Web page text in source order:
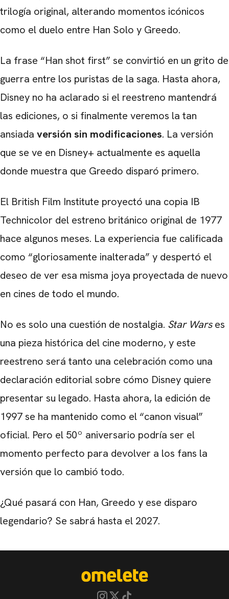
trilogía original, alterando momentos icónicos
como el duelo entre Han Solo y Greedo.
La frase “Han shot first” se convirtió en un grito de
guerra entre los puristas de la saga. Hasta ahora,
Disney no ha aclarado si el reestreno mantendrá
las ediciones, o si finalmente veremos la tan
ansiada versión sin modificaciones. La versión
que se ve en Disney+ actualmente es aquella
donde muestra que Greedo disparó primero.
El British Film Institute proyectó una copia IB
Technicolor del estreno británico original de 1977
hace algunos meses. La experiencia fue calificada
como “gloriosamente inalterada” y despertó el
deseo de ver esa misma joya proyectada de nuevo
en cines de todo el mundo.
No es solo una cuestión de nostalgia. Star Warses
una pieza histórica del cine moderno, y este
reestreno será tanto una celebración como una
declaración editorial sobre cómo Disney quiere
presentar su legado. Hasta ahora, la edición de
1997 se ha mantenido como el “canon visual”
oficial. Pero el 50º aniversario podría ser el
momento perfecto para devolver a los fans la
versión que lo cambió todo.
¿Qué pasará con Han, Greedo y ese disparo
legendario? Se sabrá hasta el 2027.